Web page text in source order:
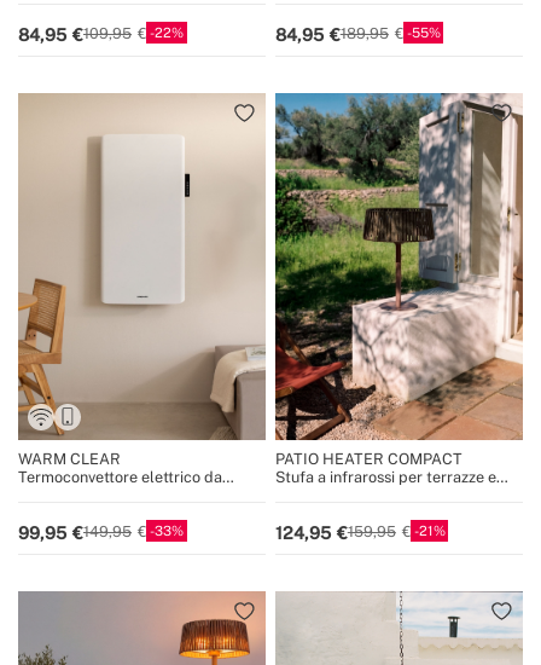
84,95 109,95 22 84,95 189,95 55
WARM CLEAR
Termoconvettore elettrico da
99,95 149,95 33
PATIO HEATER COMPACT
Stufa a infrarossi per terrazze e
124,95 159,95 21